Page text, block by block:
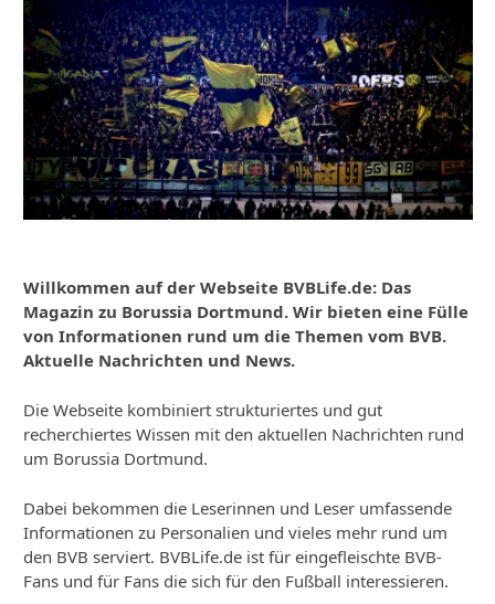
Willkommen auf der Webseite BVBLife.de: Das
Magazin zu Borussia Dortmund. Wir bieten eine Fülle
von Informationen rund um die Themen vom BVB.
Aktuelle Nachrichten und News.
Die Webseite kombiniert strukturiertes und gut
recherchiertes Wissen mit den aktuellen Nachrichten rund
um Borussia Dortmund.
Dabei bekommen die Leserinnen und Leser umfassende
Informationen zu Personalien und vieles mehr rund um
den BVB serviert. BVBLife.de ist für eingefleischte BVB-
Fans und für Fans die sich für den Fußball interessieren.